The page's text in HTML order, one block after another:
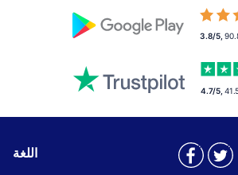
3.8/5,
4.7/5
اللغة